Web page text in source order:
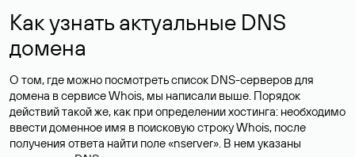
Как узнать актуальные DNS
домена
О том, где можно посмотреть список DNS-серверов для
домена в сервисе Whois, мы написали выше. Порядок
действий такой же, как при определении хостинга: необходимо
ввести доменное имя в поисковую строку Whois, после
получения ответа найти поле «nserver». В нем указаны